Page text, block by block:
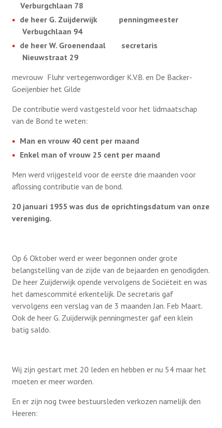
Verburgchlaan 78
de heer G. Zuijderwijk penningmeester
Verbugchlaan 94
de heer W. Groenendaal secretaris
Nieuwstraat 29
mevrouw Fluhr vertegenwordiger K.V.B. en De Backer-
Goeijenbier het Gilde
De contributie werd vastgesteld voor het lidmaatschap
van de Bond te weten:
Man en vrouw 40 cent per maand
Enkel man of vrouw 25 cent per maand
Men werd vrijgesteld voor de eerste drie maanden voor
aflossing contributie van de bond.
20 januari 1955 was dus de oprichtingsdatum van onze
vereniging.
Op 6 Oktober werd er weer begonnen onder grote
belangstelling van de zijde van de bejaarden en genodigden.
De heer Zuijderwijk opende vervolgens de Sociëteit en was
het damescommité erkentelijk. De secretaris gaf
vervolgens een verslag van de 3 maanden Jan. Feb Maart.
Ook de heer G. Zuijderwijk penningmester gaf een klein
batig saldo.
Wij zijn gestart met 20 leden en hebben er nu 54 maar het
moeten er meer worden.
En er zijn nog twee bestuursleden verkozen namelijk den
Heeren: